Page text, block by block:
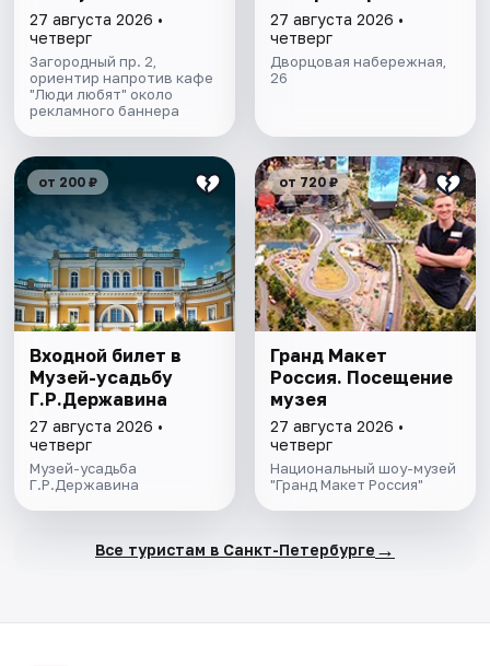
27 августа 2026 •
четверг
Загородный пр. 2,
ориентир напротив кафе
"Люди любят" около
рекламного баннера
27 августа 2026 •
четверг
Дворцовая набережная,
26
от 200 ₽
Входной билет в
Музей-усадьбу
Г.Р.Державина
27 августа 2026 •
четверг
Музей-усадьба
Г.Р.Державина
от 720 ₽
Гранд Макет
Россия. Посещение
музея
27 августа 2026 •
четверг
Национальный шоу-музей
"Гранд Макет Россия"
Все туристам в Санкт-Петербурге →